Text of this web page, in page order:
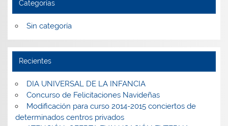
Categorías
Sin categoría
Recientes
DIA UNIVERSAL DE LA INFANCIA
Concurso de Felicitaciones Navideñas
Modificación para curso 2014-2015 conciertos de
determinados centros privados